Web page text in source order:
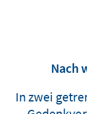
Nach
In zwei